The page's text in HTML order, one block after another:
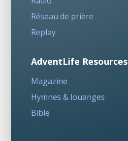
Réseau de prière
Replay
AdventLife Resources
Magazine
Hymnes & louanges
Bible